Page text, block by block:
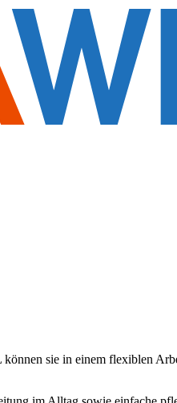
sie in einem flexiblen